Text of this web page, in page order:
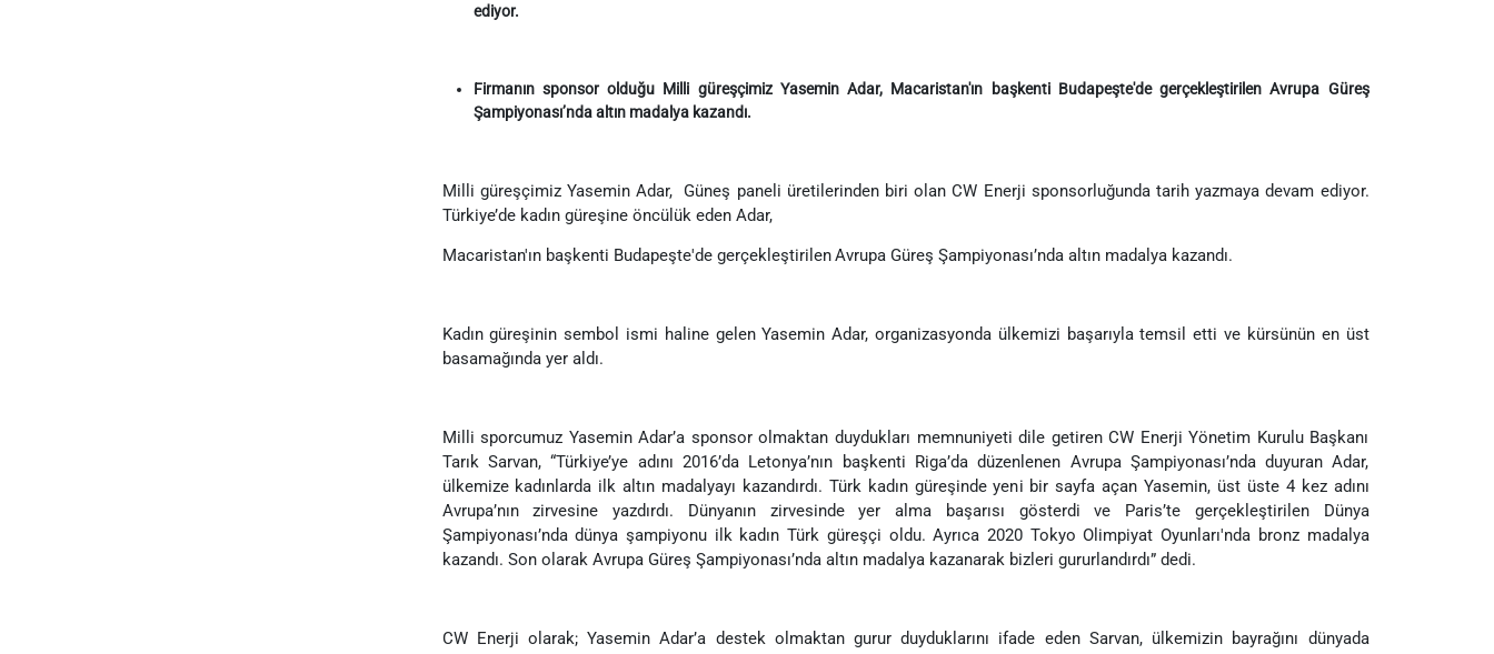
ediyor.
Firmanın sponsor olduğu Milli güreşçimiz Yasemin Adar, Macaristan'ın başkenti Budapeşte'de gerçekleştirilen Avrupa Güreş
Şampiyonası’nda altın madalya kazandı.
Milli güreşçimiz Yasemin Adar, Güneş paneli üretilerinden biri olan CW Enerji sponsorluğunda tarih yazmaya devam ediyor.
Türkiye’de kadın güreşine öncülük eden Adar,
Macaristan'ın başkenti Budapeşte'de gerçekleştirilenAvrupa Güreş Şampiyonası’nda altın madalya kazandı.
Kadın güreşinin sembol ismi haline gelen Yasemin Adar, organizasyonda ülkemizi başarıyla temsil etti ve kürsünün en üst
basamağında yer aldı.
Milli sporcumuz Yasemin Adar’a sponsor olmaktan duydukları memnuniyeti dile getiren CW Enerji Yönetim Kurulu Başkanı
Tarık Sarvan, “Türkiye’ye adını 2016’da Letonya’nın başkenti Riga’da düzenlenen Avrupa Şampiyonası’nda duyuran Adar,
ülkemize kadınlarda ilk altın madalyayı kazandırdı. Türk kadın güreşinde yeni bir sayfa açan Yasemin, üst üste 4 kez adını
Avrupa’nın zirvesine yazdırdı. Dünyanın zirvesinde yer alma başarısı gösterdi ve Paris’te gerçekleştirilen Dünya
Şampiyonası’nda dünya şampiyonu ilk kadın Türk güreşçi oldu. Ayrıca 2020 Tokyo Olimpiyat Oyunları'nda bronz madalya
kazandı. Son olarak Avrupa Güreş Şampiyonası’nda altın madalya kazanarak bizleri gururlandırdı” dedi.
CW Enerji olarak; Yasemin Adar’a destek olmaktan gurur duyduklarını ifade eden Sarvan, ülkemizin bayrağını dünyada